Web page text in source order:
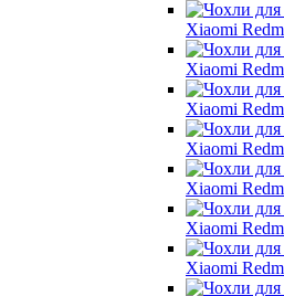
Xiaomi
Xiaomi
Xiaomi
Xiaomi
Xiaomi
Xiaomi
Xiaomi